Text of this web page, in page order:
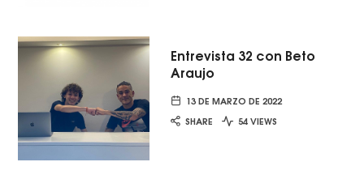
Entrevista 32 con Beto
Araujo
13 DE MARZO DE 2022
SHARE
54 VIEWS